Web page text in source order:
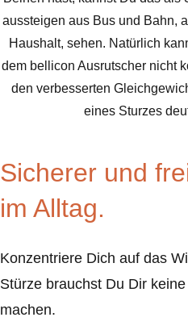
aussteigen aus Bus und Bahn,
Haushalt, sehen. Natürlich
dem bellicon Ausrutscher nicht
den verbesserten
eines Sturzes
Sicherer und
im Alltag.
Konzentriere Dich auf das
Stürze brauchst Du Dir
machen.